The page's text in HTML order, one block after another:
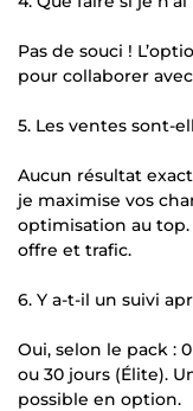
Pas de souci !
pour collaborer
5. Les ventes sont-
Aucun résultat
je maximise vos
optimisation au top.
offre et trafic.
6. Y a-t-il un suivi
Oui, selon le pack :
ou 30 jours (Élite).
possible en option.